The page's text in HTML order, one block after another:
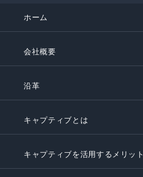
ホーム
会社概要
沿革
キャプティブとは
キャプティブを活用するメリット